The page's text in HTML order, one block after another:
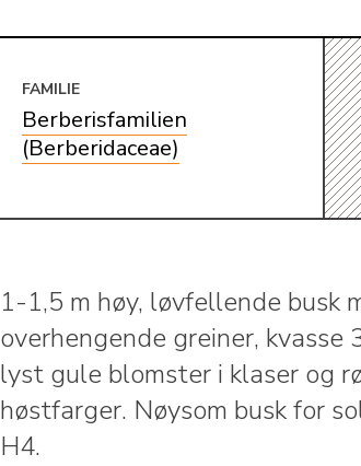
FAMILIE
Berberisfamilien
(Berberidaceae)
1-1,5 m høy, løvfellende busk
overhengende greiner,
lyst gule blomster i klaser og
høstfarger. Nøysom busk for
H4.